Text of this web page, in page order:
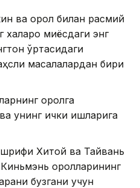
ва орол билан расмий
халқаро миқёсдаги энг
ўртасидаги
масалалардан бири
оролга
унинг ички ишларига
Хитой ва Тайвань
оролларининг
бузгани учун